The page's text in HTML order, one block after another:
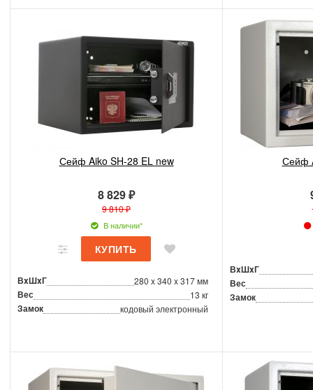
Сейф Aiko SH-28 EL new
8 829 ₽
9 810 ₽
В наличии*
ВxШxГ 280 x 340 x 317 мм
Вес 13 кг
Замок кодовый электронный
Сейф
ВxШxГ
Вес
Замок